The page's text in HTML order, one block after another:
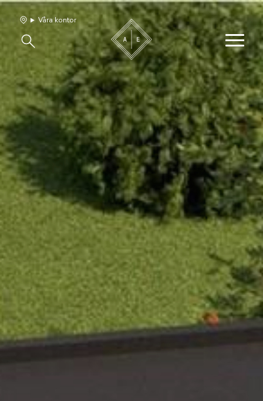
Våra hem
Sälj med oss
Bevakning
Franchise
Om oss
Vårt team
Jobba med oss
Våra kontor